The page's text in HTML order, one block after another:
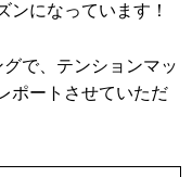
ンになっています！
で、テンションマッ
ポートさせていただ